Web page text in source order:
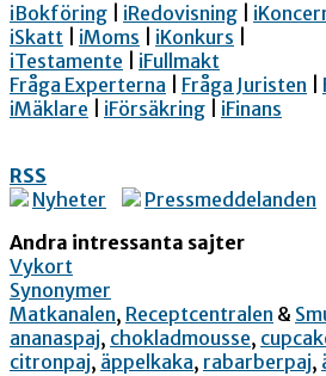
iBokföring
iRedovisning
iSkatt
iMoms iKonkurs
iTestamente
iFullmakt
Fråga Experterna
Fråga Juristen
iMäklare
iFörsäkring iFinans
RSS
Nyheter
Pressmeddelanden
Andra intressanta sajter
Vykort
Synonymer
Matkanalen, Receptcentralen &
ananaspaj, chokladmousse,
citronpaj, äppelkaka, rabarberpaj,